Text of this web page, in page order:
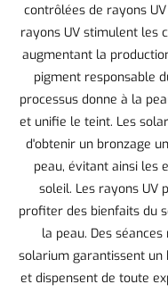
contrôlées de rayons
rayons UV stimulent les
augmentant la
pigment responsable
processus donne à la
et unifie le teint. Les
d'obtenir un bronzage
peau, évitant ainsi les
soleil. Les rayons UV
profiter des bienfaits du
la peau. Des
solarium garantissent un
et dispensent de toute